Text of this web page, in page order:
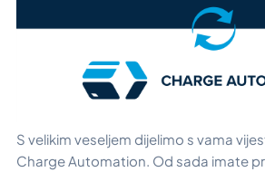
S velikim veseljem dijelimo s vama
Charge Automation. Od sada imate